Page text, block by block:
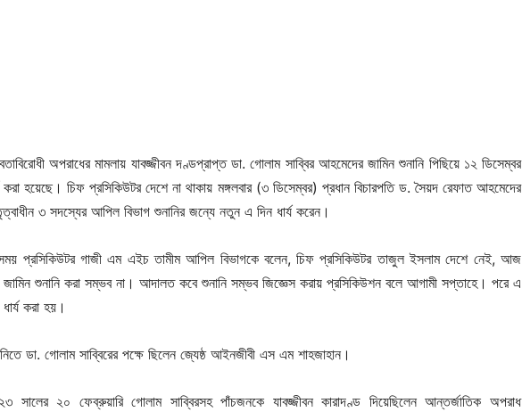
অপরাধের মামলায় যাবজ্জীবন দণ্ডপ্রাপ্ত ডা. গোলাম সাব্বির আহমেদের জামিন শুনানি পিছিয়ে ১২ ডিসেম্বর
করা হয়েছে। চিফ প্রসিকিউটর দেশে না থাকায় মঙ্গলবার (৩ ডিসেম্বর) প্রধান বিচারপতি ড. সৈয়দ রেফাত আহমেদের
৩ সদস্যের আপিল বিভাগ শুনানির জন্যে নতুন এ দিন ধার্য করেন।
প্রসিকিউটর গাজী এম এইচ তামীম আপিল বিভাগকে বলেন, চিফ প্রসিকিউটর তাজুল ইসলাম দেশে নেই, আজ
শুনানি করা সম্ভব না। আদালত কবে শুনানি সম্ভব জিজ্ঞেস করায় প্রসিকিউশন বলে আগামী সপ্তাহে। পরে এ
করা হয়।
ডা. গোলাম সাব্বিরের পক্ষে ছিলেন জ্যেষ্ঠ আইনজীবী এস এম শাহজাহান।
সালের ২০ ফেব্রুয়ারি গোলাম সাব্বিরসহ পাঁচজনকে যাবজ্জীবন কারাদণ্ড দিয়েছিলেন আন্তর্জাতিক অপরাধ